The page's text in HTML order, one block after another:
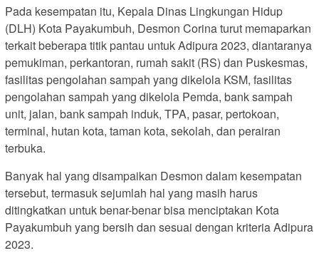
Pada kesempatan itu, Kepala Dinas Lingkungan Hidup
(DLH) Kota Payakumbuh, Desmon Corina turut memaparkan
terkait beberapa titik pantau untuk Adipura 2023, diantaranya
pemukiman, perkantoran, rumah sakit (RS) dan Puskesmas,
fasilitas pengolahan sampah yang dikelola KSM, fasilitas
pengolahan sampah yang dikelola Pemda, bank sampah
unit, jalan, bank sampah induk, TPA, pasar, pertokoan,
terminal, hutan kota, taman kota, sekolah, dan perairan
terbuka.
Banyak hal yang disampaikan Desmon dalam kesempatan
tersebut, termasuk sejumlah hal yang masih harus
ditingkatkan untuk benar-benar bisa menciptakan Kota
Payakumbuh yang bersih dan sesuai dengan kriteria Adipura
2023.